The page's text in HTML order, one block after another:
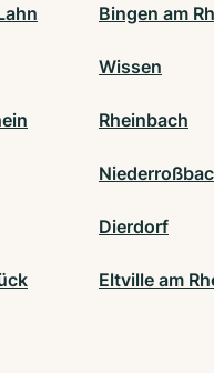
Bingen am
Wissen
Rheinbach
Dierdorf
Eltville am